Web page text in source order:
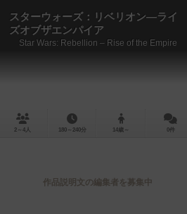
スターウォーズ：リベリオン―ライ
ズオブザエンパイア
Star Wars: Rebellion – Rise of the Empire
2～4人 180～240分 14歳～ 0件
作品説明文の編集者を募集中